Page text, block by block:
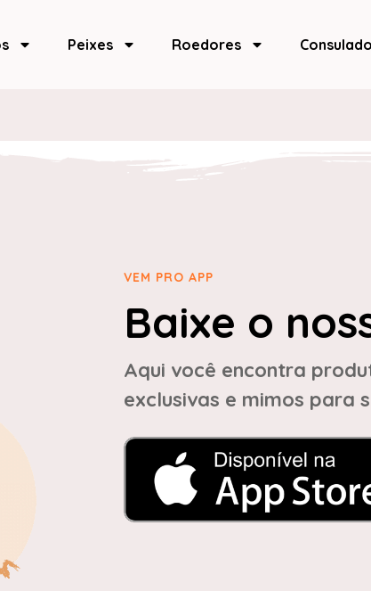
Peixes Roedores Consulado
VEM PRO APP
Baixe o
Aqui você encontra
exclusivas e mimos para